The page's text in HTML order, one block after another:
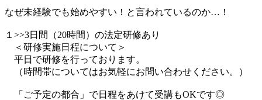
なぜ未経験でも始めやすい！と言われているのか…！
１>>3日間（20時間）の法定研修あり
＜研修実施日程について＞
平日で研修を行っております。
（時間帯についてはお気軽にお問い合わせください。）
「ご予定の都合」で日程をあけて受講もOKです◎